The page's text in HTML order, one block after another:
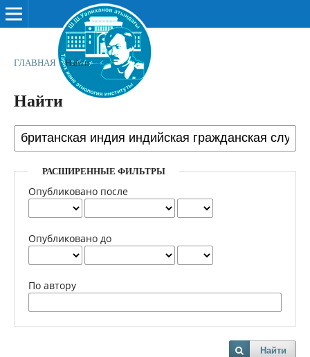
ГЛАВНАЯ / Найти
Найти
РАСШИРЕННЫЕ ФИЛЬТРЫ
Опубликовано после
Опубликовано до
По автору
Найти